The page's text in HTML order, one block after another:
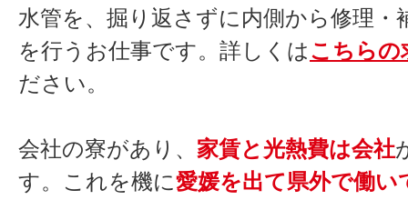
水管を、掘り返さずに内側から修理・
を行うお仕事です。詳しくはこちらの
ださい。
会社の寮があり、 家賃と光熱費は会社
す。これを機に愛媛を出て県外で働い